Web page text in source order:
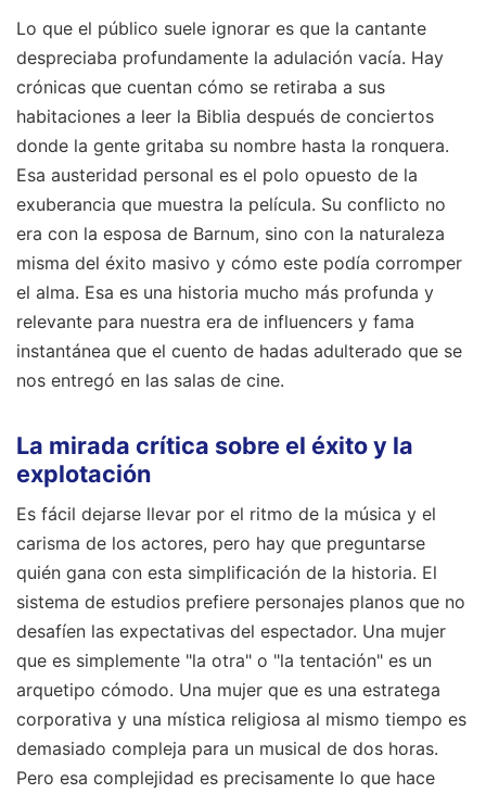
Lo que el público suele ignorar es que la cantante
despreciaba profundamente la adulación vacía. Hay
crónicas que cuentan cómo se retiraba a sus
habitaciones a leer la Biblia después de conciertos
donde la gente gritaba su nombre hasta la ronquera.
Esa austeridad personal es el polo opuesto de la
exuberancia que muestra la película. Su conflicto no
era con la esposa de Barnum, sino con la naturaleza
misma del éxito masivo y cómo este podía corromper
el alma. Esa es una historia mucho más profunda y
relevante para nuestra era de influencers y fama
instantánea que el cuento de hadas adulterado que se
nos entregó en las salas de cine.
La mirada crítica sobre el éxito y la
explotación
Es fácil dejarse llevar por el ritmo de la música y el
carisma de los actores, pero hay que preguntarse
quién gana con esta simplificación de la historia. El
sistema de estudios prefiere personajes planos que no
desafíen las expectativas del espectador. Una mujer
que es simplemente "la otra" o "la tentación" es un
arquetipo cómodo. Una mujer que es una estratega
corporativa y una mística religiosa al mismo tiempo es
demasiado compleja para un musical de dos horas.
Pero esa complejidad es precisamente lo que hace